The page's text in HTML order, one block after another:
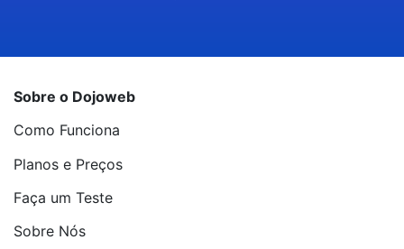
Sobre o Dojoweb
Como Funciona
Planos e Preços
Faça um Teste
Sobre Nós